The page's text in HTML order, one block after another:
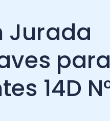
para
14D N°8!